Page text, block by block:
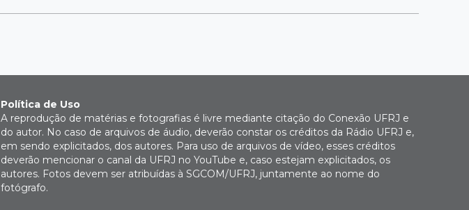
Política de Uso
A reprodução de matérias e fotografias é livre mediante citação do Conexão UFRJ e
do autor. No caso de arquivos de áudio, deverão constar os créditos da Rádio UFRJ e,
em sendo explicitados, dos autores. Para uso de arquivos de vídeo, esses créditos
deverão mencionar o canal da UFRJ no YouTube e, caso estejam explicitados, os
autores. Fotos devem ser atribuídas à SGCOM/UFRJ, juntamente ao nome do
fotógrafo.